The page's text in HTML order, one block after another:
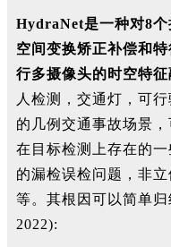
HydraNet是一种对8
空间变换矫正补偿和
行多摄像头的时空特
人检测，交通灯，可
的几例交通事故场景
在目标检测上存在的
的漏检误检问题，非
等。其根因可以简单
2022):